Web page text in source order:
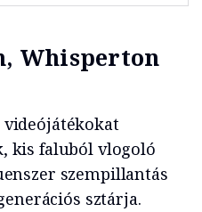
Whisperton
videójátékokat
kis faluból vlogoló
szempillantás
sztárja.